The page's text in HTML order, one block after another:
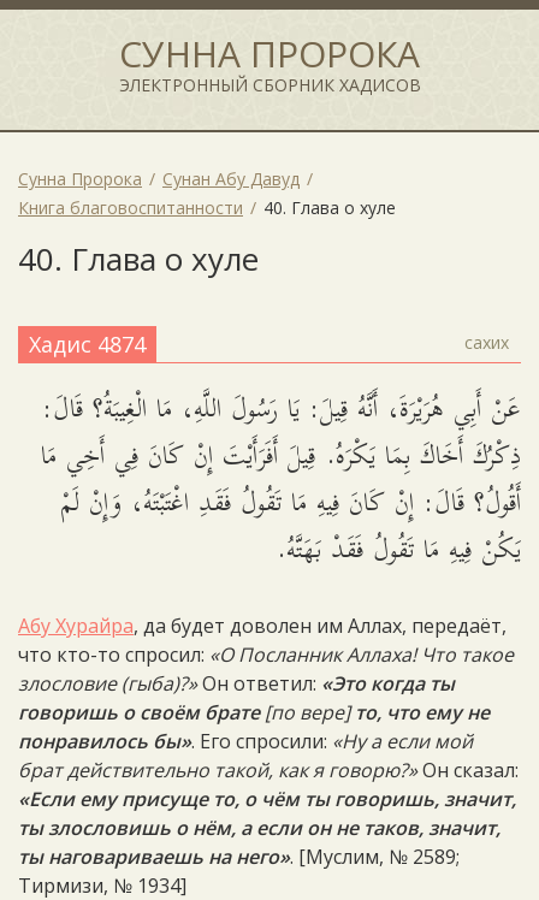
СУННА ПРОРОКА
ЭЛЕКТРОННЫЙ СБОРНИК ХАДИСОВ
Сунна Пророка
Сунан Абу Давуд
Книга благовоспитанности
40. Глава о хуле
40. Глава о хуле
Хадис 4874 сахих
عَنْ أَبِي هُرَيْرَةَ، أَنَّهُ قِيلَ: يَا رَسُولَ اللَّهِ، مَا الْغِيبَةُ؟ قَالَ:
ذِكْرُكَ أَخَاكَ بِمَا يَكْرَهُ. قِيلَ أَفَرَأَيْتَ إِنْ كَانَ فِي أَخِي مَا
أَقُولُ؟ قَالَ: إِنْ كَانَ فِيهِ مَا تَقُولُ فَقَدِ اغْتَبْتَهُ، وَإِنْ لَمْ
يَكُنْ فِيهِ مَا تَقُولُ فَقَدْ بَهَتَّهُ.
Абу Хурайра, да будет доволен им Аллах, передаёт,
что кто-то спросил: «О Посланник Аллаха! Что такое
злословие (гыба)?»Он ответил: «Это когда ты
говоришь о своём брате[по вере]то, что ему не
понравилось бы». Его спросили: «Ну а если мой
брат действительно такой, как я говорю?»Он сказал:
«Если ему присуще то, о чём ты говоришь, значит,
ты злословишь о нём, а если он не таков, значит,
ты наговариваешь на него». [Муслим, № 2589;
Тирмизи, № 1934]